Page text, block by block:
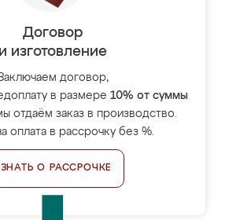
Договор
и изготовление
договор,
в размере 10% от суммы
отдаём заказ в производство.
оплата в рассрочку без %.
О РАССРОЧКЕ